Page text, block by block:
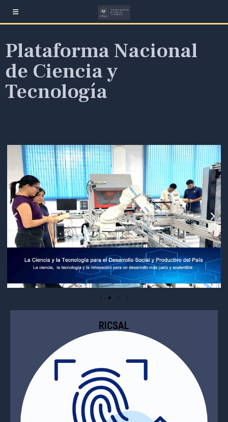
Plataforma Nacional
de Ciencia y
Tecnología
RICSAL